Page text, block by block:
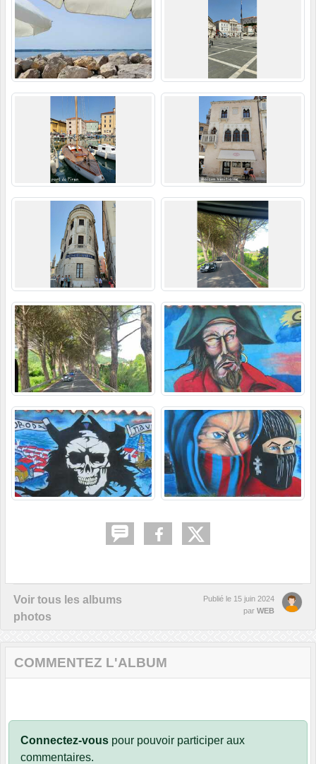
Voir tous les albums
photos
Publié le 15 juin 2024
par WEB
COMMENTEZ L'ALBUM
Connectez-vous pour pouvoir participer aux
commentaires.